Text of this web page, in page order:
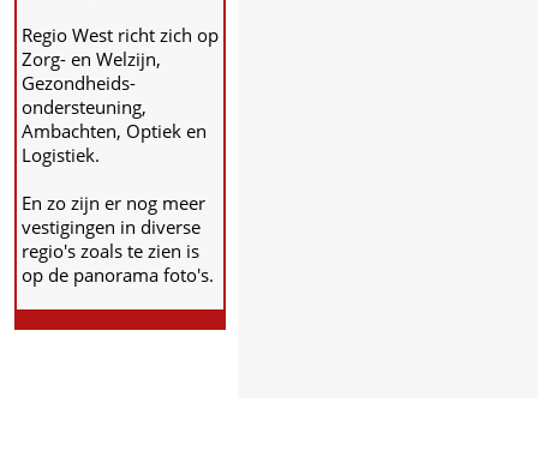
Regio West richt zich op
Zorg- en Welzijn,
Gezondheids-
ondersteuning,
Ambachten, Optiek en
Logistiek.
En zo zijn er nog meer
vestigingen in diverse
regio's zoals te zien is
op de panorama foto's.